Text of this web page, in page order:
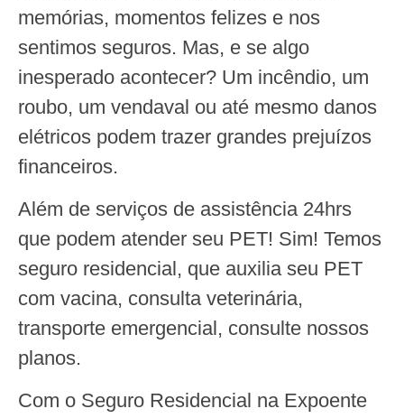
memórias, momentos felizes e nos
sentimos seguros. Mas, e se algo
inesperado acontecer? Um incêndio, um
roubo, um vendaval ou até mesmo danos
elétricos podem trazer grandes prejuízos
financeiros.
Além de serviços de assistência 24hrs
que podem atender seu PET! Sim! Temos
seguro residencial, que auxilia seu PET
com vacina, consulta veterinária,
transporte emergencial, consulte nossos
planos.
Com o Seguro Residencial na Expoente